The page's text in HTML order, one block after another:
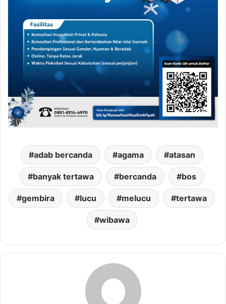
adab bercanda agama atasan
banyak tertawa bercanda bos
gembira lucu melucu tertawa
wibawa